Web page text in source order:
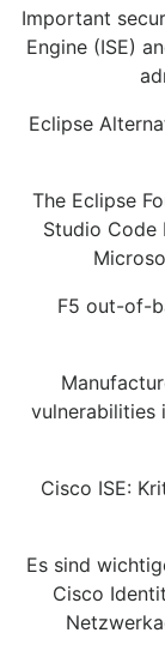
Important
Engine (ISE)
Eclipse
The Eclipse
Studio Code
F5 out-of-
vulnerabilities
Cisco ISE:
Es sind
Cisco